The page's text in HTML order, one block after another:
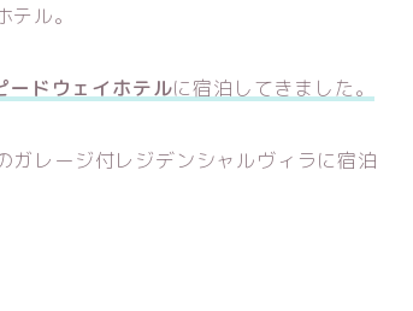
ル。
ードウェイホテルに宿泊してきました。
レージ付レジデンシャルヴィラに宿泊